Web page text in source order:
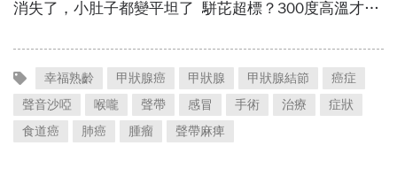
幸福熟齡 甲狀腺癌 甲狀腺 甲狀腺結節
癌症
聲音沙啞
喉嚨 聲帶 感冒 手術 治療
症狀
食道癌
肺癌 腫瘤 聲帶麻痺